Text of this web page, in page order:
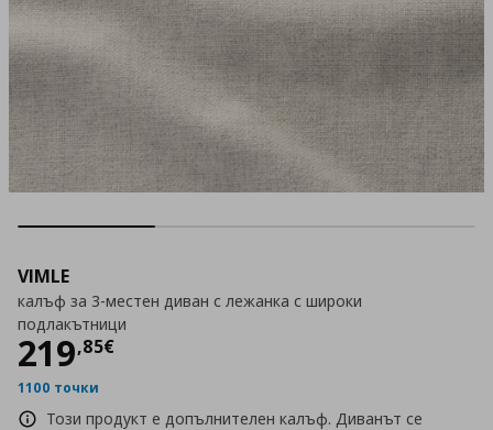
VIMLE
калъф за 3-местен диван с лежанка с широки
подлакътници
219,85€
Цена
1100 точки
Този продукт е допълнителен калъф. Диванът се